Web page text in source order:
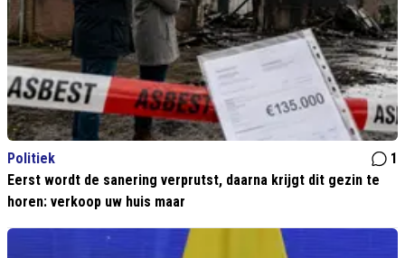
Politiek
1
Eerst wordt de sanering verprutst, daarna krijgt dit gezin te
horen: verkoop uw huis maar